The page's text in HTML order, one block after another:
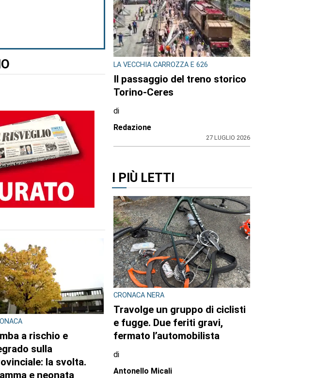
INTERVENTO IN POCHE
sventati a
e Ciriè: la
LA VECCHIA CARROZZA E 626
Il passaggio del treno storico
Torino-Ceres
di
Redazione
27 LUGLIO 2026
I PIÙ LETTI
CRONACA NERA
Travolge un gruppo di ciclisti
e fugge. Due feriti gravi,
fermato l’automobilista
di
Antonello Micali